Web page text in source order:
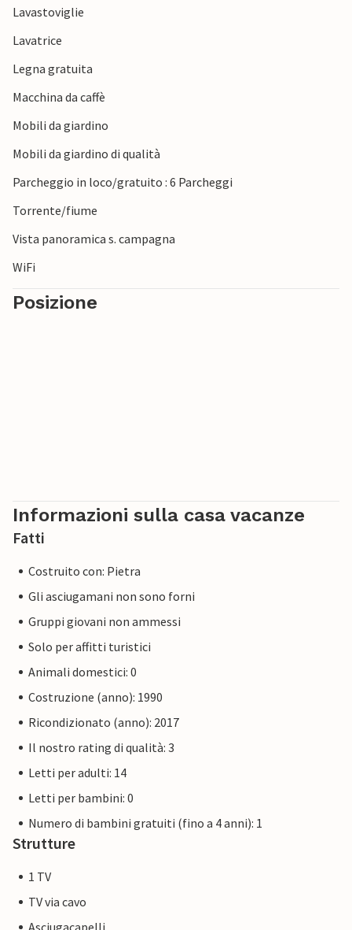
Lavastoviglie
Lavatrice
Legna gratuita
Macchina da caffè
Mobili da giardino
Mobili da giardino di qualità
Parcheggio in loco/gratuito : 6 Parcheggi
Torrente/fiume
Vista panoramica s. campagna
WiFi
Posizione
Informazioni sulla casa vacanze
Fatti
Costruito con: Pietra
Gli asciugamani non sono forni
Gruppi giovani non ammessi
Solo per affitti turistici
Animali domestici: 0
Costruzione (anno): 1990
Ricondizionato (anno): 2017
Il nostro rating di qualità: 3
Letti per adulti: 14
Letti per bambini: 0
Numero di bambini gratuiti (fino a 4 anni): 1
Strutture
1 TV
TV via cavo